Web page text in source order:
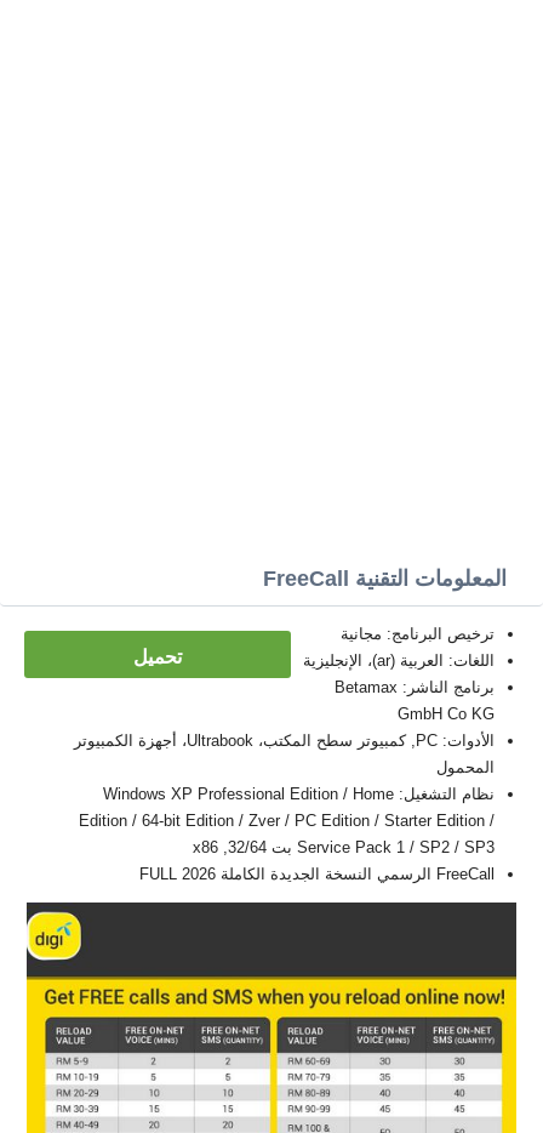
المعلومات التقنية FreeCall
تحميل
ترخيص البرنامج: مجانية
اللغات: العربية (ar)، الإنجليزية
برنامج الناشر: Betamax
GmbH Co KG
الأدوات: PC, كمبيوتر سطح المكتب، Ultrabook، أجهزة الكمبيوتر
المحمول
نظام التشغيل: Windows XP Professional Edition / Home
Edition / 64-bit Edition / Zver / PC Edition / Starter Edition /
Service Pack 1 / SP2 / SP3 بت 32/64, x86
FreeCall الرسمي النسخة الجديدة الكاملة FULL 2026